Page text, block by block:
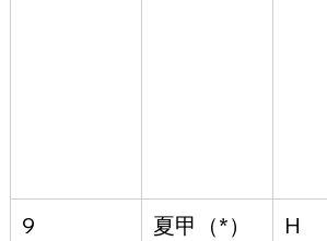
9
夏甲（*）
H